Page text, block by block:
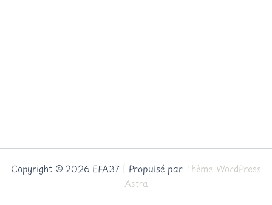
Copyright © 2026 EFA37 | Propulsé par Thème WordPress
Astra